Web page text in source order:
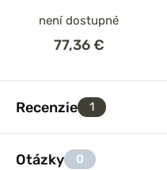
není dostupné
77,36 €
Recenzie 1
Otázky 0